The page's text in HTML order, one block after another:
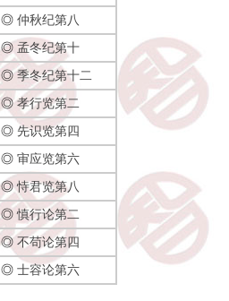
◎ 仲秋纪第八
◎ 孟冬纪第十
◎季冬纪第十二
◎孝行览第二
◎ 先识览第四
◎ 审应览第六
◎恃君览第八
◎慎行论第二
◎ 不苟论第四
◎ 士容论第六